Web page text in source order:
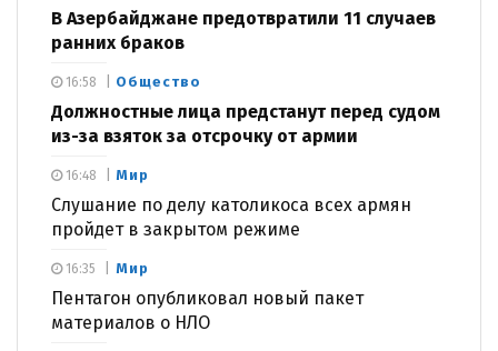
В Азербайджане предотвратили 11 случаев
ранних браков
Общество
Должностные лица предстанут перед судом
из-за взяток за отсрочку от армии
16:58
Мир
Слушание по делу католикоса всех армян
пройдет в закрытом режиме
16:48
Мир
Пентагон опубликовал новый пакет
материалов о НЛО
16:35